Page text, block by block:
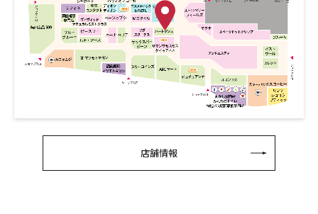
店舗情報